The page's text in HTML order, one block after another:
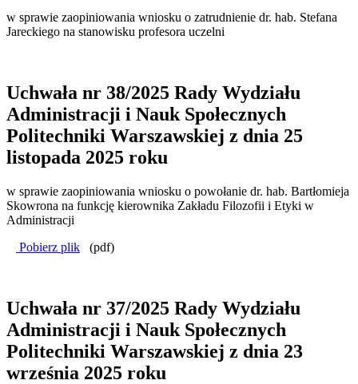
w sprawie zaopiniowania wniosku o zatrudnienie dr. hab. Stefana
Jareckiego na stanowisku profesora uczelni
Uchwała nr 38/2025 Rady Wydziału
Administracji i Nauk Społecznych
Politechniki Warszawskiej z dnia 25
listopada 2025 roku
w sprawie zaopiniowania wniosku o powołanie dr. hab. Bartłomieja
Skowrona na funkcję kierownika Zakładu Filozofii i Etyki w
Administracji
Pobierz plik (pdf)
Uchwała nr 37/2025 Rady Wydziału
Administracji i Nauk Społecznych
Politechniki Warszawskiej z dnia 23
września 2025 roku